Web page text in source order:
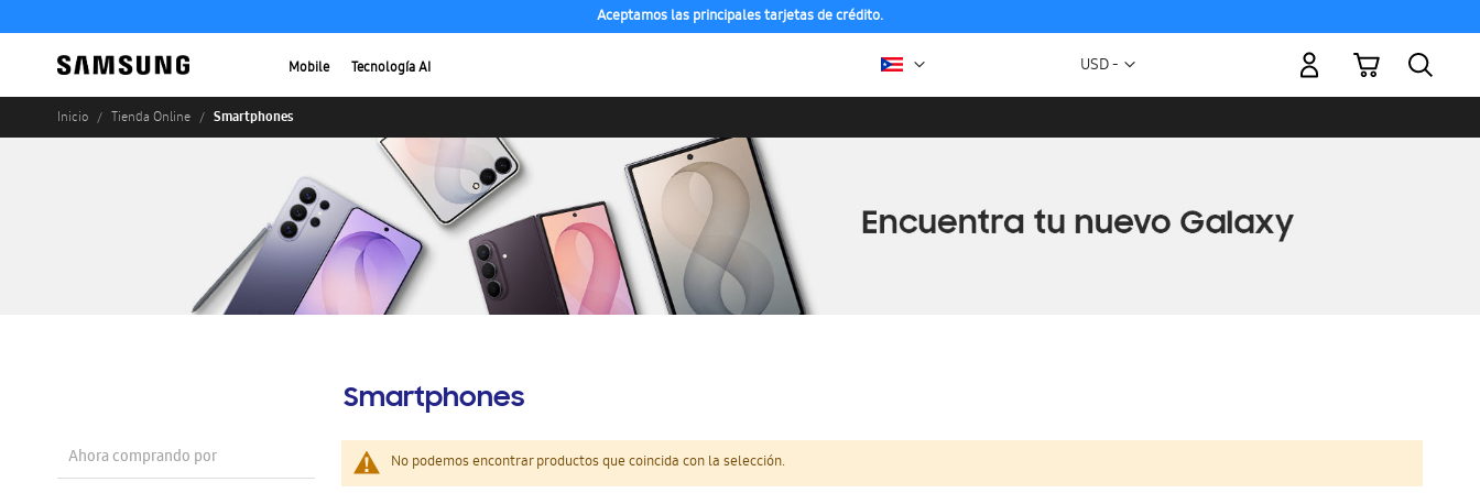
Aceptamos las principales tarjetas de crédito.
Mobile Tecnología AI Moneda
USD -
Mi carrito
Inicio Tienda Online Smartphones
Smartphones
No podemos encontrar productos que coincida con la selección.
Ahora comprando por